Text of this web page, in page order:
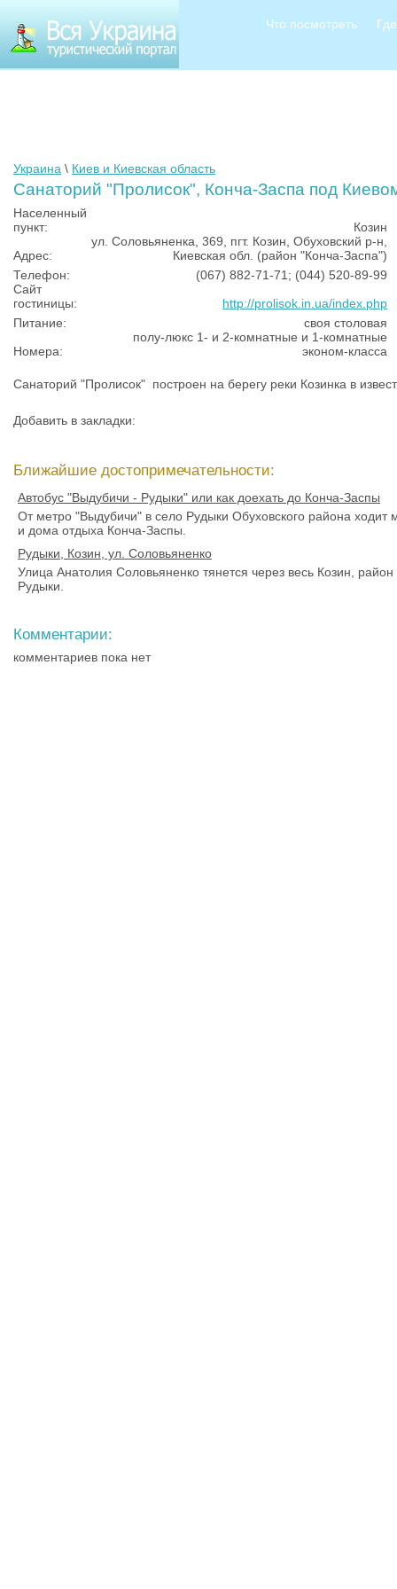
Что посмотреть
Украина \ Киев и Киевская область
Санаторий "Пролисок", Конча-Заспа под
Населенный
пункт:
Козин
Адрес:
ул. Соловьяненка, 369, пгт. Козин, Обуховский р-н,
Киевская обл. (район "Конча-Заспа")
Телефон:
(067) 882-71-71; (044) 520-89-99
Сайт
гостиницы:
http://prolisok.in.ua/index.php
Питание:
своя столовая
Номера:
полу-люкс 1- и 2-комнатные и 1-комнатные
эконом-класса
Санаторий "Пролисок" построен на берегу реки Козинка в
Добавить в закладки:
Ближайшие достопримечательности:
Автобус "Выдубичи - Рудыки" или как доехать до Конча-Заспы
От метро "Выдубичи" в село Рудыки Обуховского района
и дома отдыха Конча-Заспы.
Рудыки, Козин, ул. Соловьяненко
Улица Анатолия Соловьяненко тянется через весь Козин, район
Рудыки.
Комментарии:
комментариев пока нет